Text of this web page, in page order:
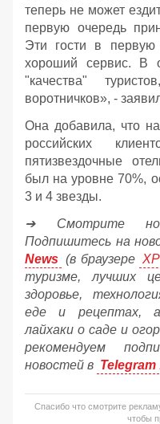
теперь не может
первую очередь
Эти гости в первую
хороший сервис. В
"качества"
воротничков», -
Она добавила, что
российских
пятизвездочные
был на уровне 70%,
3 и 4 звезды.
➔ Смотрите
Подпишитесь на
News (в браузере
туризме, лучших
здоровье,
еде и рецептах,
лайхаки о саде и
рекомендуем
новостей в Telegram
Спасибо что смотрите
чтобы